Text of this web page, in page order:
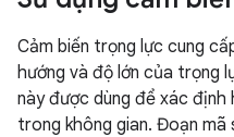
Cảm biến trọng lực cung
hướng và độ lớn của trọng
này được dùng để xác
trong không gian. Đoạn